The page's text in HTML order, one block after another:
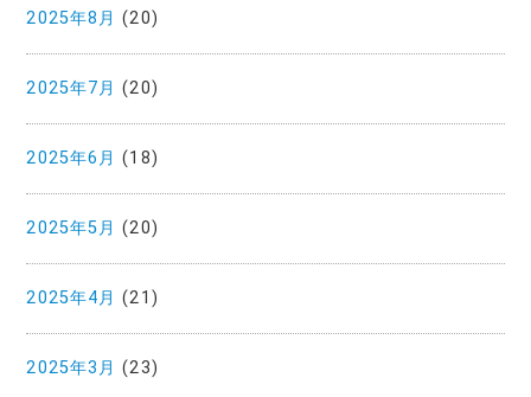
2025年8月 (20)
2025年7月 (20)
2025年6月 (18)
2025年5月 (20)
2025年4月 (21)
2025年3月 (23)